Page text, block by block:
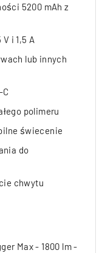
5200 mAh z
i 1,5 A
lub innych
polimeru
świecenie
do
chwytu